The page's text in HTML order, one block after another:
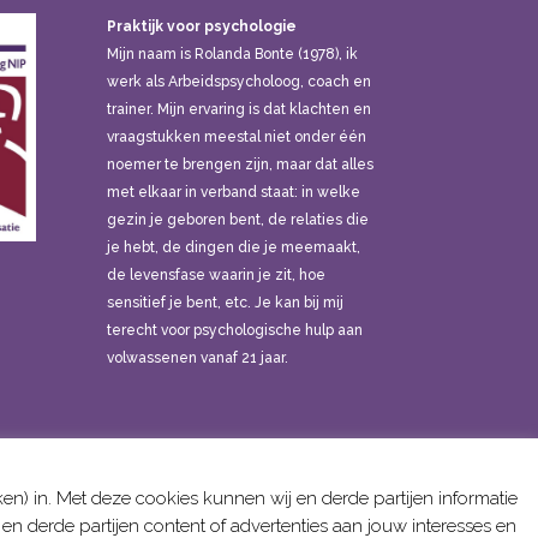
Praktijk voor psychologie
Mijn naam is Rolanda Bonte (1978), ik
werk als Arbeidspsycholoog, coach en
trainer. Mijn ervaring is dat klachten en
vraagstukken meestal niet onder één
noemer te brengen zijn, maar dat alles
met elkaar in verband staat: in welke
gezin je geboren bent, de relaties die
je hebt, de dingen die je meemaakt,
de levensfase waarin je zit, hoe
sensitief je bent, etc. Je kan bij mij
terecht voor psychologische hulp aan
volwassenen vanaf 21 jaar.
in. Met deze cookies kunnen wij en derde partijen informatie
derde partijen content of advertenties aan jouw interesses en